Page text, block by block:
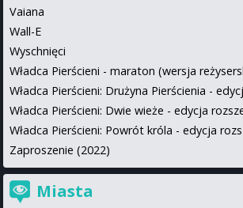
Vaiana
Wall-E
Wyschnięci
Władca Pierścieni - maraton (wersja
Władca Pierścieni: Drużyna Pierścienia -
Władca Pierścieni: Dwie wieże - edycja
Władca Pierścieni: Powrót króla - edycja
Zaproszenie (2022)
Miasta